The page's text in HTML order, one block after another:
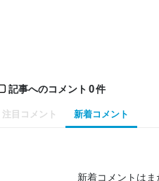
記事へのコメント 0件
注目コメント 新着コメント
新着コメントはま